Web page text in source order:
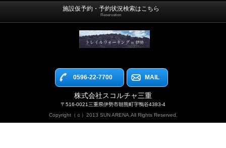
施設仮予約・予約状況検索はこちら
Reservation
0596-22-7700 MAIL
株式会社スコルチャ三重
〒516-0021三重県伊勢市朝熊町字鴨谷4383-4
Copyright（ｃ）2013 SUN ARENA.All Rights Reserved.